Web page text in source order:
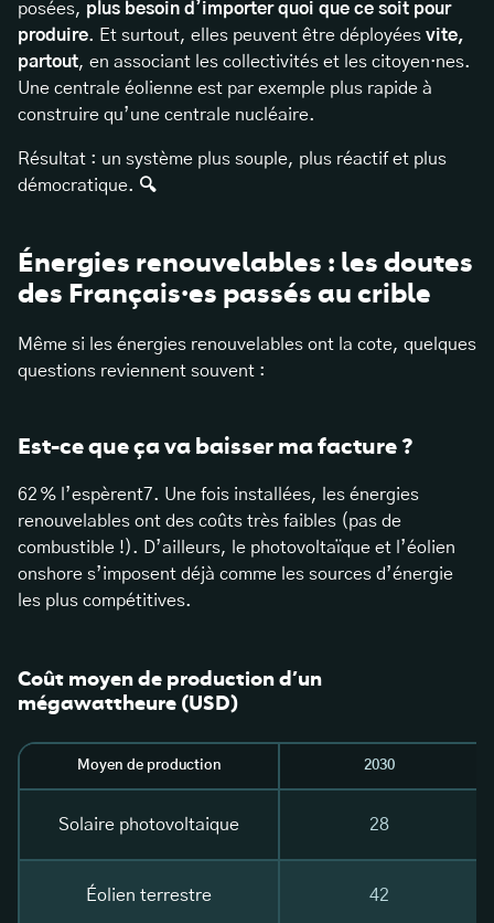
posées, plus besoin d’importer quoi que ce soit pour
produire. Et surtout, elles peuvent être déployées vite,
partout, en associant les collectivités et les citoyen·nes.
Une centrale éolienne est par exemple plus rapide à
construire qu’une centrale nucléaire.
Résultat : un système plus souple, plus réactif et plus
démocratique. 🔍
Énergies renouvelables : les doutes
des Français·es passés au crible
Même si les énergies renouvelables ont la cote, quelques
questions reviennent souvent :
Est-ce que ça va baisser ma facture ?
62 % l’espèrent7. Une fois installées, les énergies
renouvelables ont des coûts très faibles (pas de
combustible !). D’ailleurs, le photovoltaïque et l’éolien
onshore s’imposent déjà comme les sources d’énergie
les plus compétitives.
Coût moyen de production d’un
mégawattheure (USD)
Moyen de production 2030
Solaire photovoltaique 28
Éolien terrestre 42